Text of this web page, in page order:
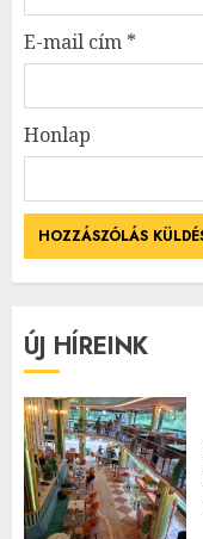
E-mail cím *
Honlap
ÚJ HÍREINK